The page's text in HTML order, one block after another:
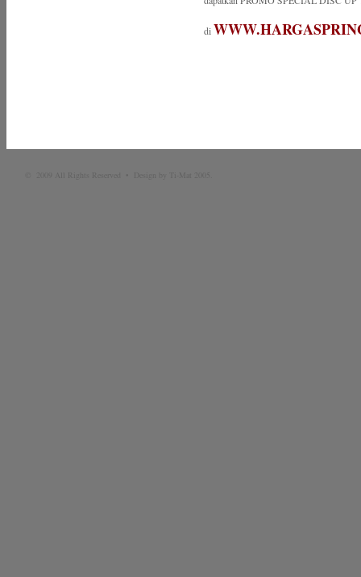
di
© 2009 All Rights Reserved • Design by Ti-Mat 2005.